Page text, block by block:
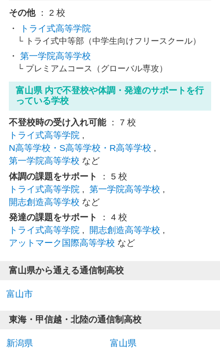
その他 ： 2 校
トライ式高等学院
トライ式中等部（中学生向けフリースクール）
第一学院高等学校
プレミアムコース（グローバル専攻）
富山県 内で不登校や体調・発達のサポートを行
っている学校
不登校時の受け入れ可能 ： 7 校
トライ式高等学院,
N高等学校・S高等学校・R高等学校 ,
第一学院高等学校 など
体調の課題をサポート
： 5 校
トライ式高等学院, 第一学院高等学校 ,
開志創造高等学校 など
発達の課題をサポート
： 4 校
トライ式高等学院, 開志創造高等学校 ,
アットマーク国際高等学校 など
富山県から通える通信制高校
富山市
東海・甲信越・北陸の通信制高校
新潟県 富山県